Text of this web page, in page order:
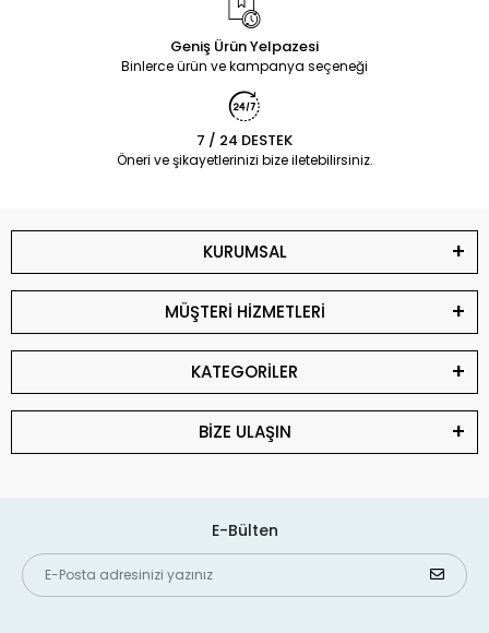
Geniş Ürün Yelpazesi
Binlerce ürün ve kampanya seçeneği
7 / 24 DESTEK
Öneri ve şikayetlerinizi bize iletebilirsiniz.
KURUMSAL
MÜŞTERİ HİZMETLERİ
KATEGORİLER
BİZE ULAŞIN
E-Bülten